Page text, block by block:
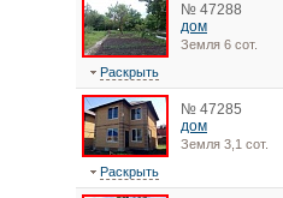
№ 47288
дом
Земля 6 сот.
Раскрыть
№ 47285
дом
Земля 3,1 сот.
Раскрыть